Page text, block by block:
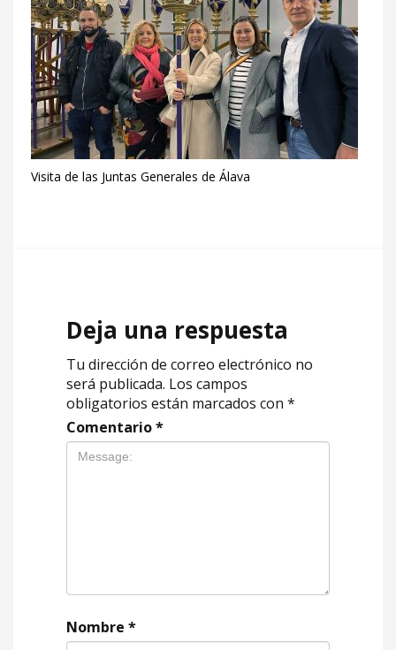
Visita de las Juntas Generales de Álava
Deja una respuesta
Tu dirección de correo electrónico no
será publicada. Los campos
obligatorios están marcados con *
Comentario*
Nombre *